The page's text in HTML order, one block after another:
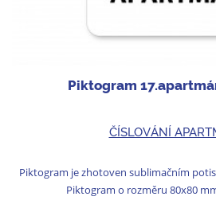
Piktogram
ČÍSLOVÁNÍ
Piktogram je zhotoven sublimačním
Piktogram o rozměru 80x80